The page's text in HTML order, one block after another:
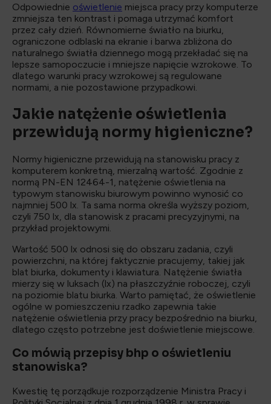
Odpowiednie oświetlenie miejsca pracy przy komputerze
zmniejsza ten kontrast i pomaga utrzymać komfort
przez cały dzień. Równomierne światło na biurku,
ograniczone odblaski na ekranie i barwa zbliżona do
naturalnego światła dziennego mogą przekładać się na
lepsze samopoczucie i mniejsze napięcie wzrokowe. To
dlatego warunki pracy wzrokowej są regulowane
normami, a nie pozostawione przypadkowi.
Jakie natężenie oświetlenia
przewidują normy higieniczne?
Normy higieniczne przewidują na stanowisku pracy z
komputerem konkretną, mierzalną wartość. Zgodnie z
normą PN-EN 12464-1, natężenie oświetlenia na
typowym stanowisku biurowym powinno wynosić co
najmniej 500 lx. Ta sama norma określa wyższy poziom,
czyli 750 lx, dla stanowisk z pracami precyzyjnymi, na
przykład projektowymi.
Wartość 500 lx odnosi się do obszaru zadania, czyli
powierzchni, na której faktycznie pracujemy, takiej jak
blat biurka, dokumenty i klawiatura. Natężenie światła
mierzy się w luksach (lx) na płaszczyźnie roboczej, czyli
na poziomie blatu biurka. Warto pamiętać, że oświetlenie
ogólne w pomieszczeniu rzadko zapewnia takie
natężenie oświetlenia przy pracy bezpośrednio na biurku,
dlatego często potrzebne jest doświetlenie miejscowe.
Co mówią przepisy bhp o oświetleniu
stanowiska?
Kwestię tę porządkuje rozporządzenie Ministra Pracy i